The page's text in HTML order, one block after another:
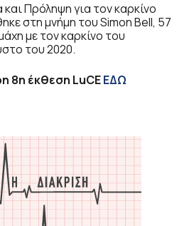
Πρόληψη για τον καρκίνο
στη μνήμη του Simon Βell, 57
με τον καρκίνο του
του 2020.
8η έκθεση LuCEΕΔΩ